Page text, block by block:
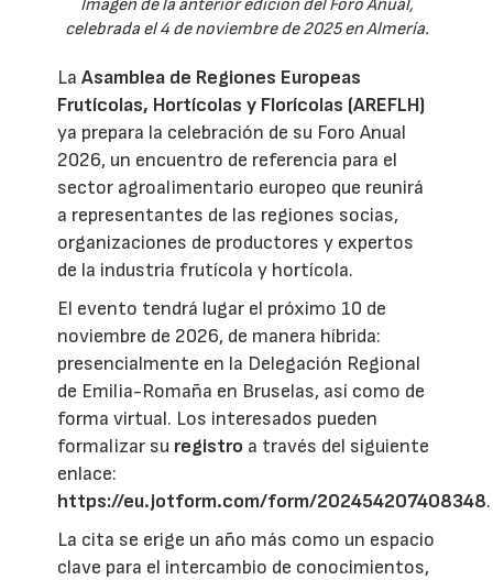
Imagen de la anterior edición del Foro Anual,
celebrada el 4 de noviembre de 2025 en Almería.
LaAsamblea de Regiones Europeas
Frutícolas, Hortícolas y Florícolas (AREFLH)
ya prepara la celebración de su Foro Anual
2026, un encuentro de referencia para el
sector agroalimentario europeo que reunirá
a representantes de las regiones socias,
organizaciones de productores y expertos
de la industria frutícola y hortícola.
El evento tendrá lugar el próximo 10 de
noviembre de 2026, de manera híbrida:
presencialmente en la Delegación Regional
de Emilia-Romaña en Bruselas, así como de
forma virtual. Los interesados pueden
formalizar su registro a través del siguiente
enlace:
https://eu.jotform.com/form/202454207408348.
La cita se erige un año más como un espacio
clave para el intercambio de conocimientos,